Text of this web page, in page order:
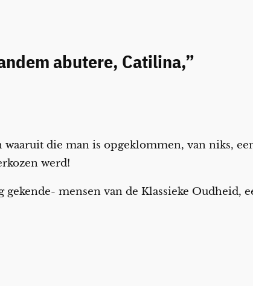
abutere, Catilina,”
waaruit die man is opgeklommen, van niks,
werd!
gekende- mensen van de Klassieke